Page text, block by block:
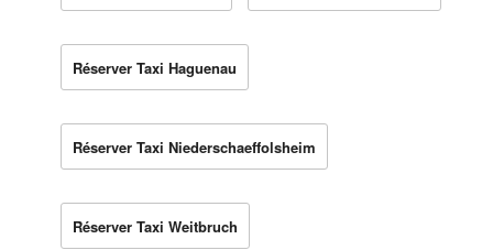
Réserver Taxi Haguenau
Réserver Taxi Niederschaeffolsheim
Réserver Taxi Weitbruch